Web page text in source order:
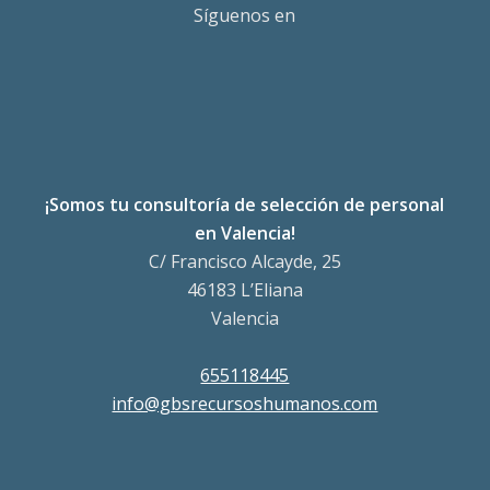
Síguenos en
¡Somos tu consultoría de selección de personal
en Valencia!
C/ Francisco Alcayde, 25
46183 L’Eliana
Valencia
655118445
info@gbsrecursoshumanos.com